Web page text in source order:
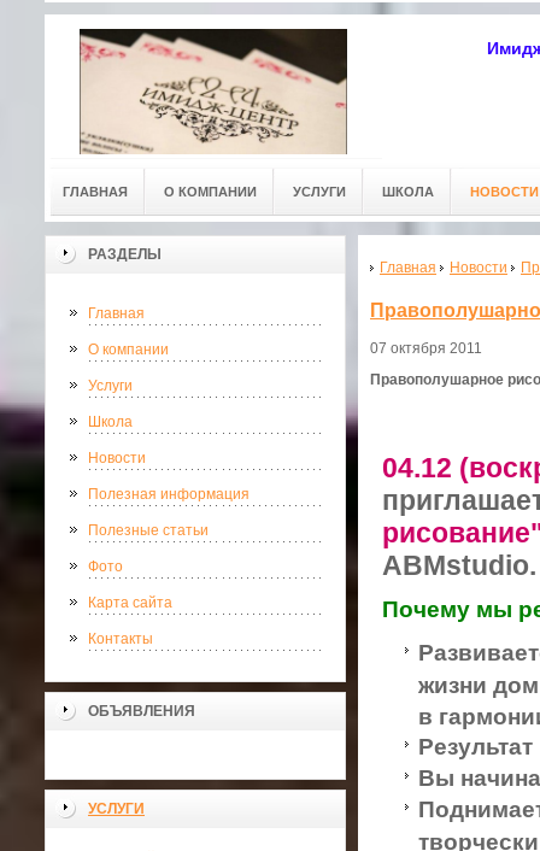
ГЛАВНАЯ О КОМПАНИИ УСЛУГИ ШКОЛА НОВОСТИ
РАЗДЕЛЫ
Главная
О компании
Услуги
Школа
Новости
Полезная информация
Полезные статьи
Фото
Карта сайта
Контакты
ОБЪЯВЛЕНИЯ
УСЛУГИ
Главная Новости
07 октября 2011
Правополушарное
04.12
АВМstudio.
Почему мы
жизни
в
Вы